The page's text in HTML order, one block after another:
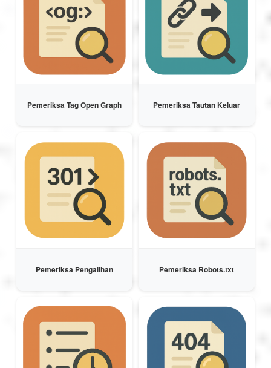
Pemeriksa Tag Open Graph Pemeriksa Tautan Keluar
Pemeriksa Pengalihan Pemeriksa Robots.txt